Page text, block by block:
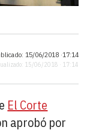
15/06/2018 ·17:14
15/06/2018 · 17:14
El Corte
aprobó por